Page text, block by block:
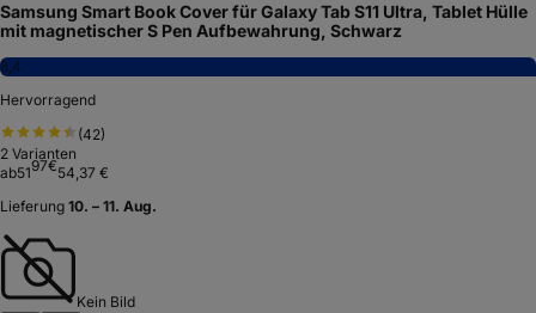
Samsung Smart Book Cover für Galaxy Tab S11 Ultra, Tablet Hülle
mit magnetischer S Pen Aufbewahrung, Schwarz
8,4
Hervorragend
(42)
2 Varianten
ab5197€54,37 €
Lieferung 10. – 11. Aug.
Kein Bild